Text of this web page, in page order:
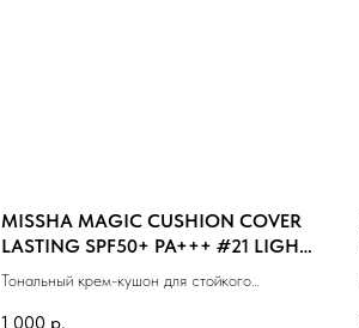
MISSHA MAGIC CUSHION COVER
LASTING SPF50+ PA+++ #21 LIGHT
BEIGE (15ml)
Тональный крем-кушон для стойкого
1 000 р.